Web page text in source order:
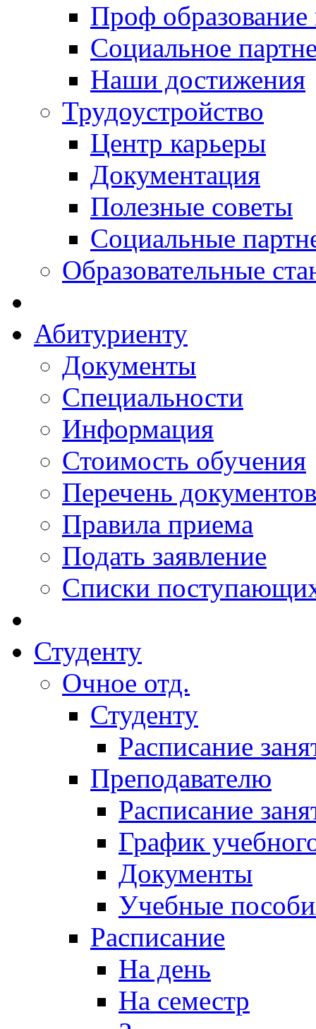
Проф образование
Социальное
Наши достижения
Трудоустройство
Центр карьеры
Документация
Полезные советы
Социальные
Образовательные
Абитуриенту
Документы
Специальности
Информация
Стоимость обучения
Перечень документов
Правила приема
Подать заявление
Списки
Студенту
Очное отд.
Студенту
Расписание
Преподавателю
Расписание
График
Документы
Учебные
Расписание
На день
На семестр